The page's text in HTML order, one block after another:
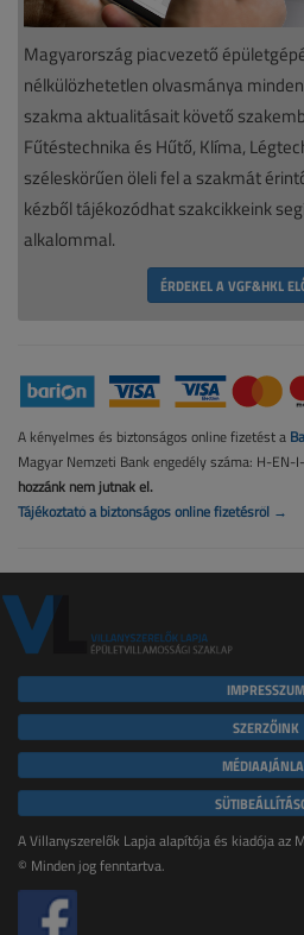
Magyarország piacvezető
nélkülözhetetlen olvasmánya
szakma aktualitásait követő
Fűtéstechnika és Hűtő, Klíma,
széleskörűen öleli fel a szakmát
kézből tájékozódhat szakcikkeink
alkalommal.
ÉRDEKEL A VGF&HKL
A kényelmes és biztonságos online fizetést a
Magyar Nemzeti Bank engedély száma: H-
hozzánk nem jutnak el.
Tájékoztató a biztonságos online fizetésről →
IMPRESSZUM
SZERZŐINK
A Villanyszerelők Lapja alapítója és kiadója az
© Minden jog fenntartva.